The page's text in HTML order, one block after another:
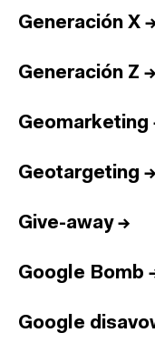
Generación X
Generación Z →
Geomarketing
Geotargeting →
Give-away→
Google Bomb
Google